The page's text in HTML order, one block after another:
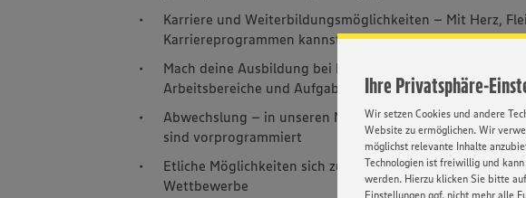
Ihre Privatsphäre-
Wir setzen Cookies und andere
Website zu ermöglichen. Wir
möglichst relevante Inhalte
Technologien ist freiwillig und
werden. Hierzu klicken Sie bitte
Einstellungen ggf. nicht mehr alle
Karriere und Weiterbildungsmöglichkeiten – Mit Herz,
Karriereprogrammen kannst Du bei uns alles werden
Mach deine Ausbildung bei EDEKA und lerne Dich selber
Arbeitsbereiche und Aufgaben zeigen Dir, wer Du bist!
Abwechslung – in unseren Märkten ist einiges los.
sind vorprogrammiert
Etliche Möglichkeiten sich zu Beweisen – durch einen
Wettbewerbe